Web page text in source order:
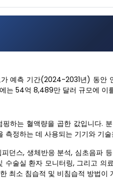
예측 기간(2024-2031년) 동안
는 54억 8,489만 달러 규모에 이
하는 혈액량을 곱한 값입니다.
정하는 데 사용되는 기기와 기
던스, 생체반응 분석, 심초음파
술실 환자 모니터링, 그리고 의
최소 침습적 및 비침습적 방법이